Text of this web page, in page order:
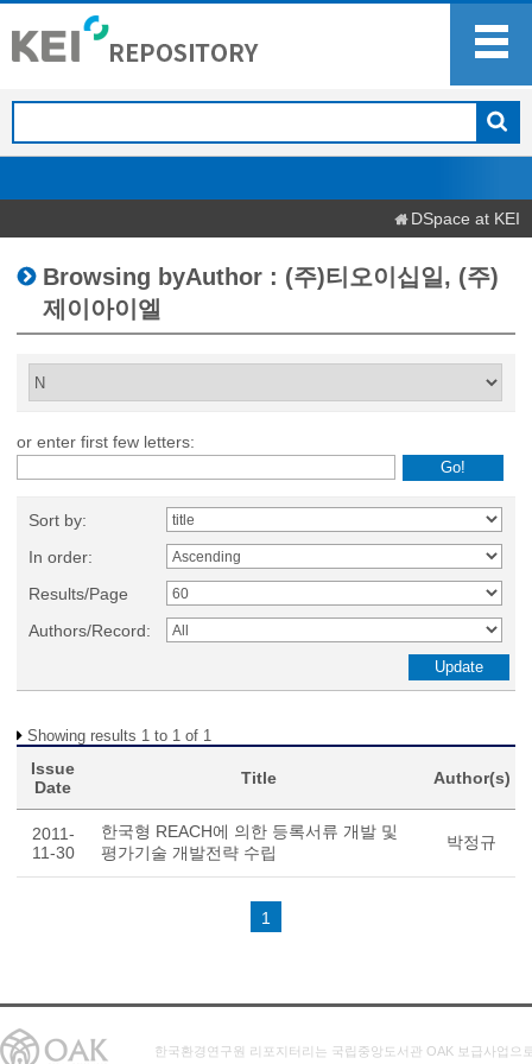
DSpace at KEI
Browsing byAuthor : (주)티오이십일, (주)
제이아이엘
or enter first few letters:
Sort by:
In order:
Results/Page
Authors/Record:
Showing results 1 to 1 of 1
Issue
Date
Title Author(s)
2011-
11-30
한국형 REACH에 의한 등록서류 개발 및
평가기술 개발전략 수립
박정규
1
한국환경연구원 리포지터리는 국립중앙도서관 OAK 보급사업